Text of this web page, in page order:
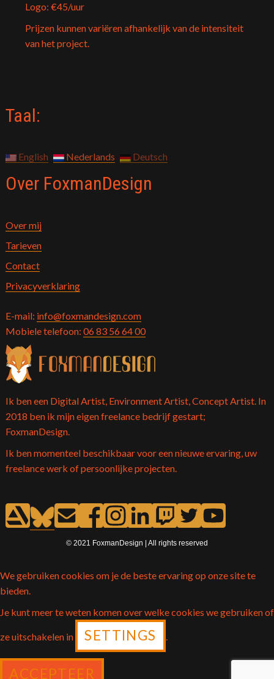
Logo: €45/uur
Prijzen kunnen variëren afhankelijk van de intensiteit
van het project.
Taal:
English Nederlands Deutsch
Over FoxmanDesign
Over mij
Tarieven
Contact
Privacyverklaring
E-mail: info@foxmandesign.com
Mobiele telefoon: 06 83 56 64 00
Ik ben een Digital Artist, Environment Artist, Concept Artist. In
2018 ben ik mijn eigen freelance bedrijf gestart;
FoxmanDesign.
Ik ben momenteel beschikbaar voor een nieuwe ervaring, uw
freelance werk of persoonlijke projecten.
© 2021 FoxmanDesign | All rights reserved
We gebruiken cookies om je de beste ervaring op onze site te
bieden.
Je kunt meer te weten komen over welke cookies we gebruiken of
ze uitschakelen in SETTINGS .
ACCEPTEER